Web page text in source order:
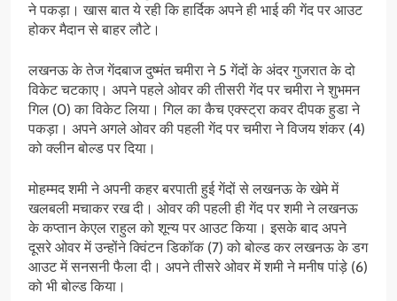
ने पकड़ा। खास बात ये रही कि हार्दिक अपने ही भाई की गेंद पर आउट
होकर मैदान से बाहर लौटे।
लखनऊ के तेज गेंदबाज दुष्मंत चमीरा ने 5 गेंदों के अंदर गुजरात के दो
विकेट चटकाए। अपने पहले ओवर की तीसरी गेंद पर चमीरा ने शुभमन
गिल (0) का विकेट लिया। गिल का कैच एक्‍स्‍ट्रा कवर दीपक हुडा ने
पकड़ा। अपने अगले ओवर की पहली गेंद पर चमीरा ने विजय शंकर (4)
को क्लीन बोल्ड पर दिया।
मोहम्मद शमी ने अपनी कहर बरपाती हुई गेंदों से लखनऊ के खेमे में
खलबली मचाकर रख दी। ओवर की पहली ही गेंद पर शमी ने लखनऊ
के कप्तान केएल राहुल को शून्य पर आउट किया। इसके बाद अपने
दूसरे ओवर में उन्होंने क्विंटन डिकॉक (7) को बोल्ड कर लखनऊ के डग
आउट में सनसनी फैला दी। अपने तीसरे ओवर में शमी ने मनीष पांड़े (6)
को भी बोल्ड किया।